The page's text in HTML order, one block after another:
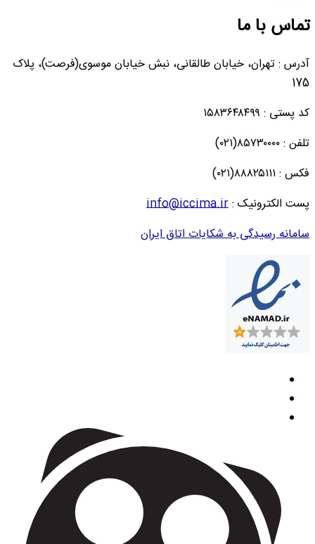
تماس با ما
آدرس : تهران، خیابان طالقانی، نبش خیابان موسوی(فرصت)، پلاک
175
کد پستی : ۱۵۸۳۶۴۸۴۹۹
تلفن : ۸۵۷۳۰۰۰۰(۰۲۱)
فکس : ۸۸۸۲۵۱۱۱(۰۲۱)
پست الکترونیک :info@iccima.ir
سامانه رسیدگی به شکایات اتاق ایران